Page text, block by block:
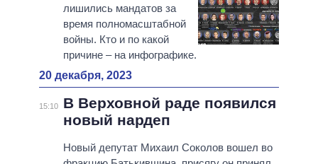
лишились мандатов за
время полномасштабной
войны. Кто и по какой
причине – на инфографике.
20 декабря, 2023
15:10
В Верховной раде появился
новый нардеп
Новый депутат Михаил Соколов вошел во